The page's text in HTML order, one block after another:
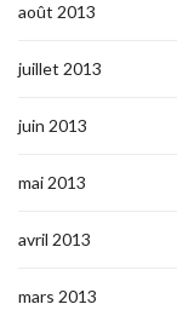
août 2013
juillet 2013
juin 2013
mai 2013
avril 2013
mars 2013